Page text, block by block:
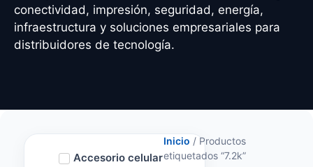
conectividad, impresión, seguridad, energía,
infraestructura y soluciones empresariales para
distribuidores de tecnología.
Accesorio celular
Inicio / Productos
etiquetados “7.2k”